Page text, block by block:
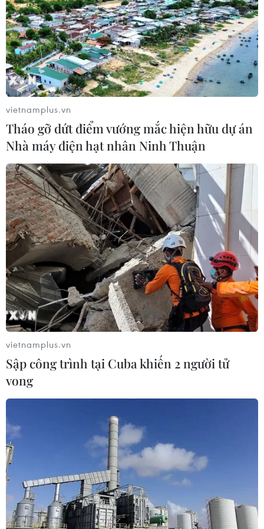
TIN LIÊN QUAN
Thống nhất các nhiệm vụ trọng tâm của
báo chí trong năm 2019
28/12/2018 13:41
Hội nghị Báo chí toàn quốc tổng kết công tác năm 2018,
triển khai nhiệm vụ năm 2019 đã thảo luận và thống
nhất các nhiệm vụ giải pháp trọng tâm, triển khai trong
năm 2019.
vietnamplus.vn
Tháo gỡ dứt điểm vướng mắc hiện hữu dự án
Nhà máy điện hạt nhân Ninh Thuận
vietnamplus.vn
Sập công trình tại Cuba khiến 2 người tử
vong